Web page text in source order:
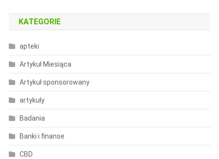
KATEGORIE
apteki
Artykuł Miesiąca
Artykuł sponsorowany
artykuły
Badania
Banki i finanse
CBD